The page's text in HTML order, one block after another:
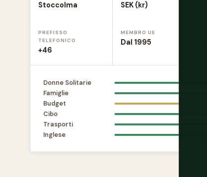
Stoccolma SEK (kr)
PREFISSO
TELEFONICO
+46
MEMBRO UE
Dal 1995
Donne Solitarie
Famiglie
Budget
Cibo
Trasporti
Inglese